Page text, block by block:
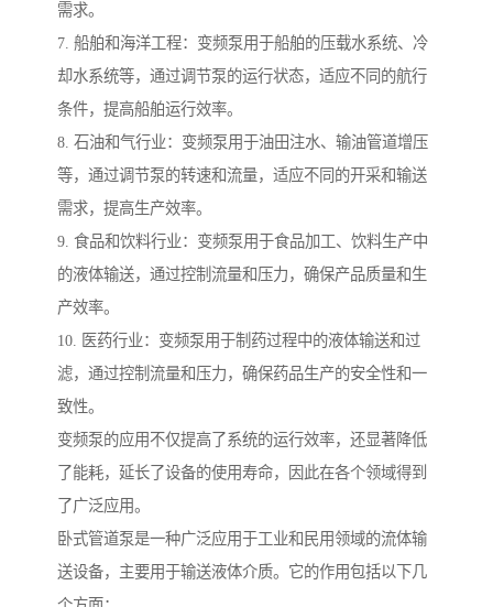
需求。
7. 船舶和海洋工程：变频泵用于船舶的压载水系统、冷
却水系统等，通过调节泵的运行状态，适应不同的航行
条件，提高船舶运行效率。
8. 石油和气行业：变频泵用于油田注水、输油管道增压
等，通过调节泵的转速和流量，适应不同的开采和输送
需求，提高生产效率。
9. 食品和饮料行业：变频泵用于食品加工、饮料生产中
的液体输送，通过控制流量和压力，确保产品质量和生
产效率。
10. 医药行业：变频泵用于制药过程中的液体输送和过
滤，通过控制流量和压力，确保药品生产的安全性和一
致性。
变频泵的应用不仅提高了系统的运行效率，还显著降低
了能耗，延长了设备的使用寿命，因此在各个领域得到
了广泛应用。
卧式管道泵是一种广泛应用于工业和民用领域的流体输
送设备，主要用于输送液体介质。它的作用包括以下几